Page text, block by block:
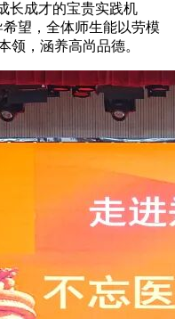
长成才的宝贵实践机
望，全体师生能以劳模
领，涵养高尚品德。